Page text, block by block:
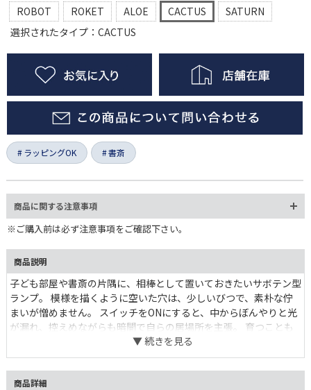
ROBOT ROKET ALOE CACTUS
SATURN
選択されたタイプ：CACTUS
ラッピングOK 書斎
商品に関する注意事項
※ご購入前は必ず注意事項をご確認下さい。
商品説明
子ども部屋や書斎の片隅に、相棒として置いておきたいサボテン型
ランプ。 模様を描くように空いた穴は、少しいびつで、素朴な佇
まいが憎めません。 スイッチをONにすると、中からぼんやりと光
が漏れ、控えめながらも暗闇で自らの居場所を主張。 育つことも
枯れることも無く、健気に日常を照らします。決して機能的な照明
器具とは言い張れませんが、どこか愛嬌ある姿に気持ちも明るくな
ります。
商品詳細